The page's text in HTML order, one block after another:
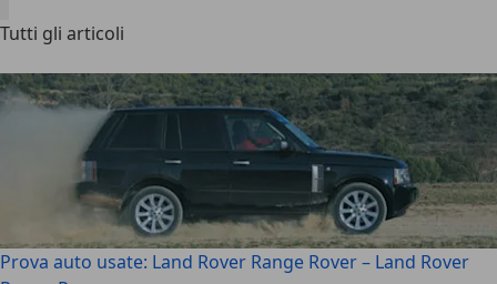
Tutti gli articoli
Prova auto usate: Land Rover Range Rover – Land Rover